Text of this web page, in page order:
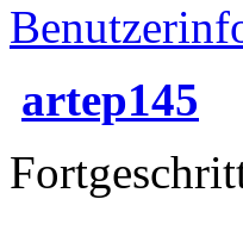
artep145